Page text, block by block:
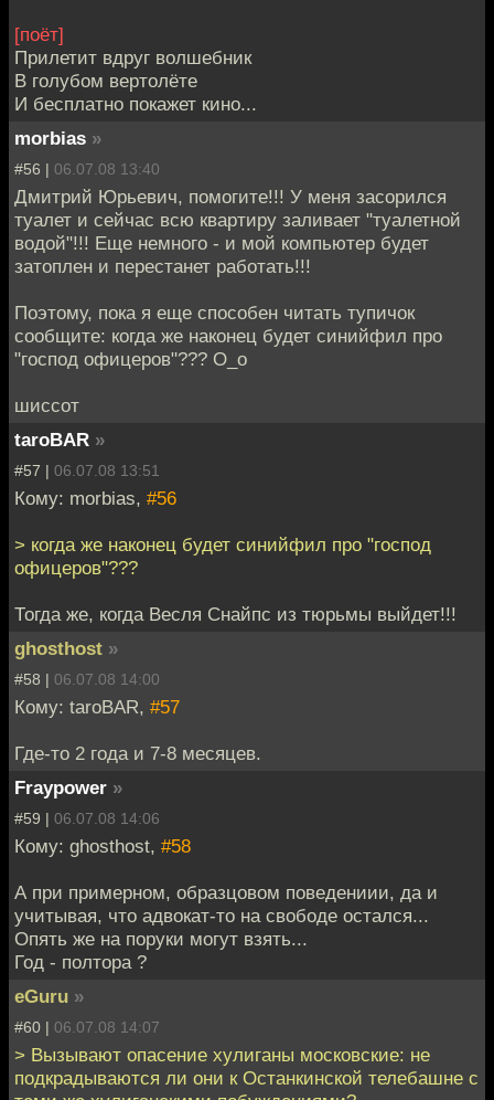
[поёт]
Прилетит вдруг волшебник
В голубом вертолёте
И бесплатно покажет кино...
morbias »
#56 | 06.07.08 13:40
Дмитрий Юрьевич, помогите!!! У меня засорился
туалет и сейчас всю квартиру заливает "туалетной
водой"!!! Еще немного - и мой компьютер будет
затоплен и перестанет работать!!!
Поэтому, пока я еще способен читать тупичок
сообщите: когда же наконец будет синийфил про
"господ офицеров"??? О_о
шиссот
taroBAR »
#57 | 06.07.08 13:51
Кому: morbias, #56
> когда же наконец будет синийфил про "господ
офицеров"???
Тогда же, когда Весля Снайпс из тюрьмы выйдет!!!
ghosthost »
#58 | 06.07.08 14:00
Кому: taroBAR, #57
Где-то 2 года и 7-8 месяцев.
Fraypower »
#59 | 06.07.08 14:06
Кому: ghosthost, #58
А при примерном, образцовом поведениии, да и
учитывая, что адвокат-то на свободе остался...
Опять же на поруки могут взять...
Год - полтора ?
eGuru »
#60 | 06.07.08 14:07
> Вызывают опасение хулиганы московские: не
подкрадываются ли они к Останкинской телебашне с